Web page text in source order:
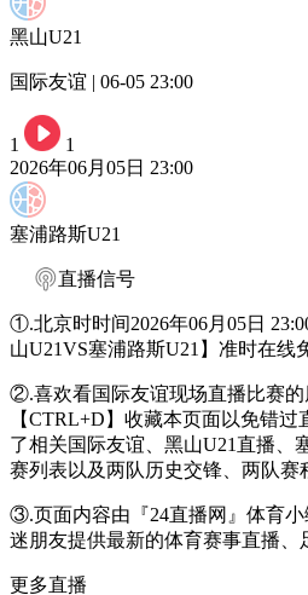
黑山U21
国际友谊 | 06-05 23:00
1
1
2026年06月05日 23:00
塞浦路斯U21
直播信号
①.北京时时间2026年06月05日
山U21VS塞浦路斯U21】准时在线
②.喜欢看国际友谊现场直播比赛的
【CTRL+D】收藏本页面以免错过
了相关国际友谊、黑山U21直播、
赛列表以及两队历史交锋、两队赛
③.页面内容由『24直播网』体育
迷朋友提供最新的体育赛事直播、
更多直播